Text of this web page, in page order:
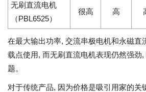
无刷直流电机
（PBL6525）
很高 高
在最大输出功率, 交流串极电机和永磁直
载点使用, 而无刷直流电机表现仍然强劲
题。
对于传统产品, 因为价格是吸引用家的关